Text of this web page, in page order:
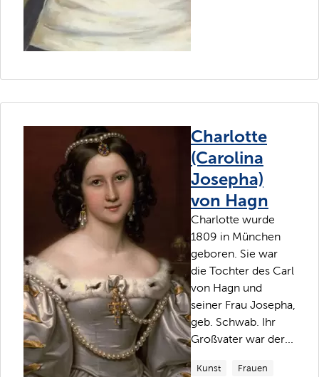
Charlotte
(Carolina
Josepha)
von Hagn
Charlotte wurde
1809 in München
geboren. Sie war
die Tochter des Carl
von Hagn und
seiner Frau Josepha,
geb. Schwab. Ihr
Großvater war der...
Kunst
Frauen